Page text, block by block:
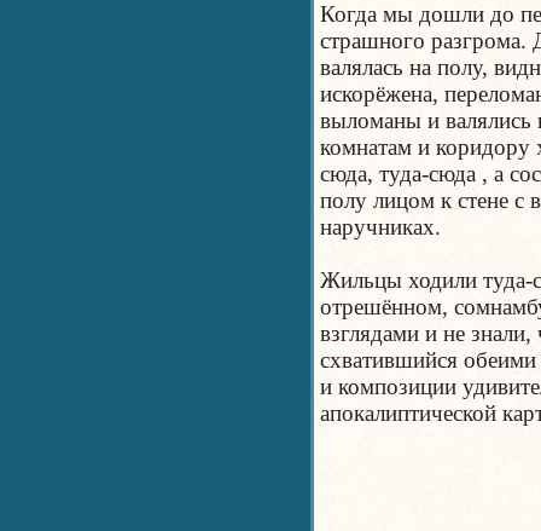
Когда мы дошли до
страшного разгрома.
валялась на полу,
искорёжена,
выломаны и валялись
комнатам и
сюда, туда-сюда , а
полу лицом к стене с
наручниках.
Жильцы ходили туда-
отрешённом,
взглядами и не
схватившийся
и композиции
апокалиптической